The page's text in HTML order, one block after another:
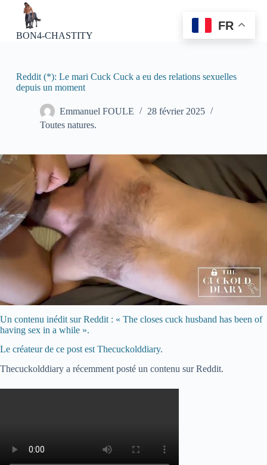
u
u
BON4-CHASTITY
Reddit (*): Le mari Cuck Cuck a eu des relations sexuelles
depuis un moment
Emmanuel FOULE
28 février 2025
Toutes natures.
Un contenu inédit sur Reddit : « The closes cuck husband has been of
having sex in a while ».
Le créateur de ce post est Thecuckolddiary.
Thecuckolddiary a récemment posté un contenu sur Reddit.
FR